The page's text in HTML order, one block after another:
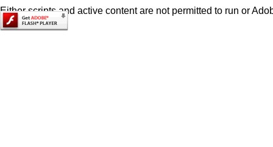
Either scripts and active content are not permitted to run or